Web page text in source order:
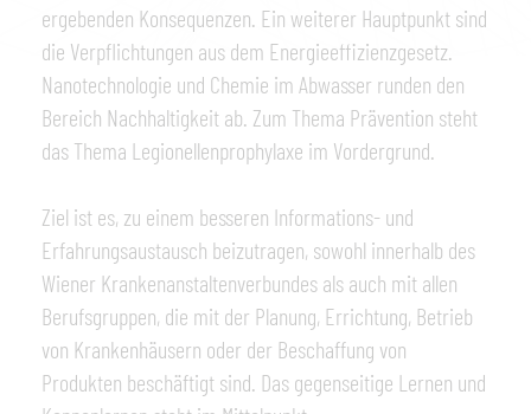
ergebenden Konsequenzen. Ein weiterer Hauptpunkt sind
die Verpflichtungen aus dem Energieeffizienzgesetz.
Nanotechnologie und Chemie im Abwasser runden den
Bereich Nachhaltigkeit ab. Zum Thema Prävention steht
das Thema Legionellenprophylaxe im Vordergrund.
Ziel ist es, zu einem besseren Informations- und
Erfahrungsaustausch beizutragen, sowohl innerhalb des
Wiener Krankenanstaltenverbundes als auch mit allen
Berufsgruppen, die mit der Planung, Errichtung, Betrieb
von Krankenhäusern oder der Beschaffung von
Produkten beschäftigt sind. Das gegenseitige Lernen und